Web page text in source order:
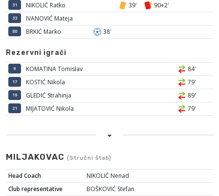
31 NIKOLIĆ Ratko 39' 90+2'
33 IVANOVIĆ Mateja
80 BRKIĆ Marko 38'
Rezervni igrači
9 KOMATINA Tomislav 84'
17 KOSTIĆ Nikola 79'
19 GLEDIĆ Strahinja 89'
21 MIJATOVIĆ Nikola 79'
MILJAKOVAC (Stručni štab)
Head Coach
NIKOLIĆ Nenad
Club representative
BOŠKOVIĆ Stefan